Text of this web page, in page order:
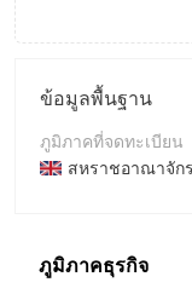
ข้อมูลพื้นฐาน
ภูมิภาคที่จดทะเบียน
สหราชอาณาจักร
ชื่อบริษัท
ภูมิภาคธุรกิจ